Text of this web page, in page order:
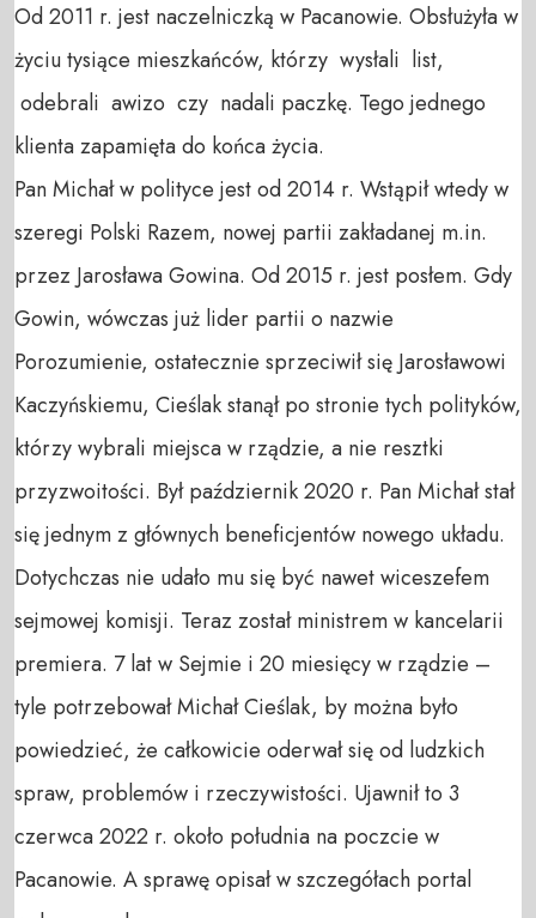
Od 2011 r. jest naczelniczką w Pacanowie. Obsłużyła w
życiu tysiące mieszkańców, którzy wysłali list,
odebrali awizo czy nadali paczkę. Tego jednego
klienta zapamięta do końca życia.
Pan Michał w polityce jest od 2014 r. Wstąpił wtedy w
szeregi Polski Razem, nowej partii zakładanej m.in.
przez Jarosława Gowina. Od 2015 r. jest posłem. Gdy
Gowin, wówczas już lider partii o nazwie
Porozumienie, ostatecznie sprzeciwił się Jarosławowi
Kaczyńskiemu, Cieślak stanął po stronie tych polityków,
którzy wybrali miejsca w rządzie, a nie resztki
przyzwoitości. Był październik 2020 r. Pan Michał stał
się jednym z głównych beneficjentów nowego układu.
Dotychczas nie udało mu się być nawet wiceszefem
sejmowej komisji. Teraz został ministrem w kancelarii
premiera. 7 lat w Sejmie i 20 miesięcy w rządzie –
tyle potrzebował Michał Cieślak, by można było
powiedzieć, że całkowicie oderwał się od ludzkich
spraw, problemów i rzeczywistości. Ujawnił to 3
czerwca 2022 r. około południa na poczcie w
Pacanowie. A sprawę opisał w szczegółach portal